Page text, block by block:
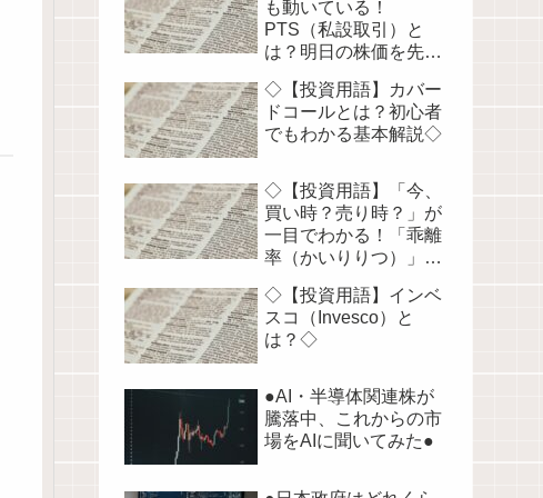
も動いている！
PTS（私設取引）と
は？明日の株価を先読
◇【投資用語】カバー
ドコールとは？初心者
でもわかる基本解説◇
◇【投資用語】「今、
買い時？売り時？」が
一目でわかる！「乖離
率（かいりりつ）」を
◇【投資用語】インベ
スコ（Invesco）と
は？◇
●AI・半導体関連株が
騰落中、これからの市
場をAIに聞いてみた●